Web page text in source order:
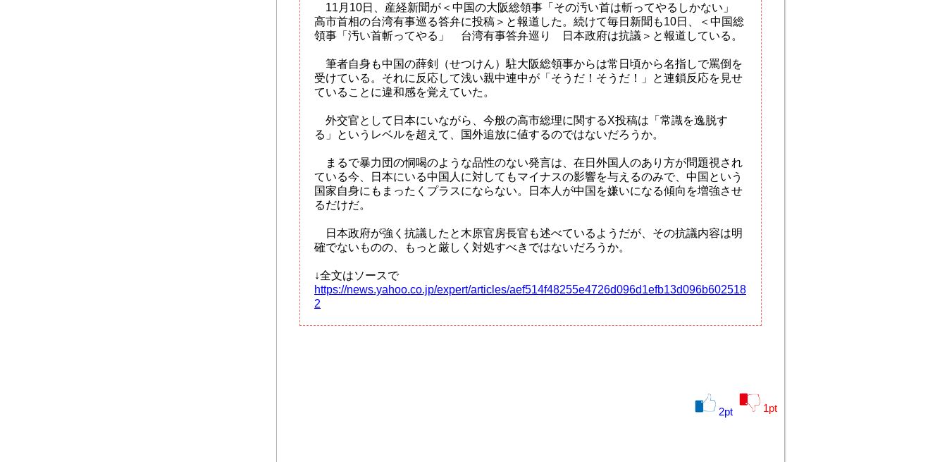
11月10日、産経新聞が＜中国の大阪総領事「その汚い首は斬ってやるしかない」
高市首相の台湾有事巡る答弁に投稿＞と報道した。続けて毎日新聞も10日、＜中国総
領事「汚い首斬ってやる」 台湾有事答弁巡り 日本政府は抗議＞と報道している。
筆者自身も中国の薛剣（せつけん）駐大阪総領事からは常日頃から名指しで罵倒を
受けている。それに反応して浅い親中連中が「そうだ！そうだ！」と連鎖反応を見せ
ていることに違和感を覚えていた。
外交官として日本にいながら、今般の高市総理に関するX投稿は「常識を逸脱す
る」というレベルを超えて、国外追放に値するのではないだろうか。
まるで暴力団の恫喝のような品性のない発言は、在日外国人のあり方が問題視され
ている今、日本にいる中国人に対してもマイナスの影響を与えるのみで、中国という
国家自身にもまったくプラスにならない。日本人が中国を嫌いになる傾向を増強させ
るだけだ。
日本政府が強く抗議したと木原官房長官も述べているようだが、その抗議内容は明
確でないものの、もっと厳しく対処すべきではないだろうか。
↓全文はソースで
https://news.yahoo.co.jp/expert/articles/aef514f48255e4726d096d1efb13d096b602518
2
2pt 1pt